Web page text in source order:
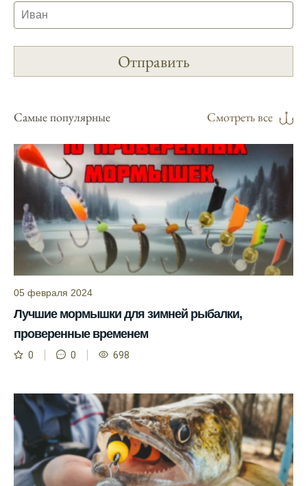
выбирать оптимальное время для рыбной
подходящее время для ловли хищной
рыбы.
Информация о каждом типе рыбы в
приложении помогает выбрать наилучшие
места для рыбалки.
Прогноз клева учитывает влияние лунных
фаз и погодных условий на активность
Узнайте вероятности успешной ловли на
ближайшие дни с прогнозом клева.
График клева рыбы зависит от фаз луны и
погоды.
ловли в разных водоемах, опираясь на
прогноз клева.
Зависимость активности рыбы от
температуры воды учитывается в прогнозе
клева.
Самые популярные Смотреть все
05 февраля 2024
Лучшие мормышки для зимней рыбалки,
проверенные временем
0 0 698